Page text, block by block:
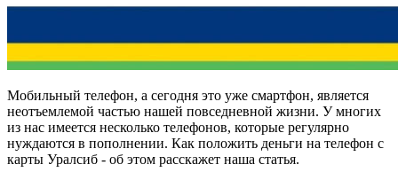
Мобильный телефон, а сегодня это уже смартфон, является
неотъемлемой частью нашей повседневной жизни. У многих
из нас имеется несколько телефонов, которые регулярно
нуждаются в пополнении. Как положить деньги на телефон с
карты Уралсиб - об этом расскажет наша статья.